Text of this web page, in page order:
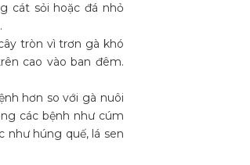
cát sỏi hoặc đá nhỏ
tròn vì trơn gà khó
cao vào ban đêm.
hơn so với gà nuôi
các bệnh như cúm
như húng quế, lá sen